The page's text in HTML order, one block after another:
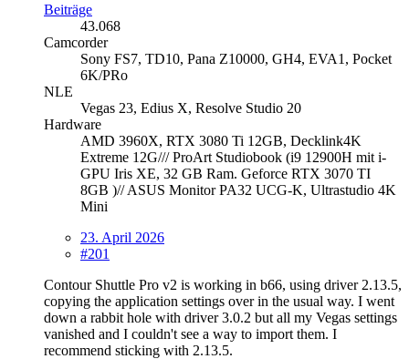
Beiträge
43.068
Camcorder
Sony FS7, TD10, Pana Z10000, GH4, EVA1, Pocket
6K/PRo
NLE
Vegas 23, Edius X, Resolve Studio 20
Hardware
AMD 3960X, RTX 3080 Ti 12GB, Decklink4K
Extreme 12G/// ProArt Studiobook (i9 12900H mit i-
GPU Iris XE, 32 GB Ram. Geforce RTX 3070 TI
8GB )// ASUS Monitor PA32 UCG-K, Ultrastudio 4K
Mini
23. April 2026
#201
Contour Shuttle Pro v2 is working in b66, using driver 2.13.5,
copying the application settings over in the usual way. I went
down a rabbit hole with driver 3.0.2 but all my Vegas settings
vanished and I couldn't see a way to import them. I
recommend sticking with 2.13.5.